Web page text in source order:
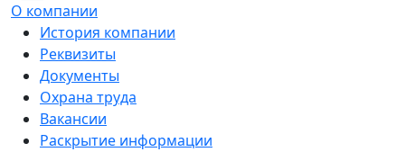
О компании
История компании
Реквизиты
Документы
Охрана труда
Вакансии
Раскрытие информации